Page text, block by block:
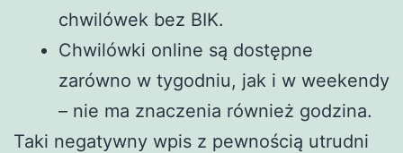
chwilówek bez BIK.
Chwilówki online są dostępne
zarówno w tygodniu, jak i w weekendy
– nie ma znaczenia również godzina.
Taki negatywny wpis z pewnością utrudni